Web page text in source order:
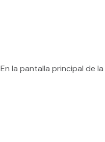
En la pantalla principal de